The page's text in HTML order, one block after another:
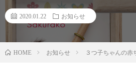
2020.01.22 お知らせ
HOME お知らせ ３つ子ちゃんの赤